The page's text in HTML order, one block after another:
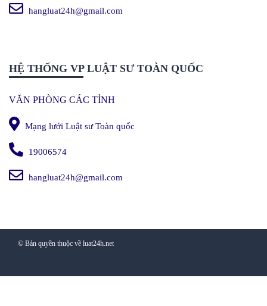
hangluat24h@gmail.com
HỆ THỐNG VP LUẬT SƯ TOÀN QUỐC
VĂN PHÒNG CÁC TỈNH
Mạng lưới Luật sư Toàn quốc
19006574
hangluat24h@gmail.com
© Bản quyền thuộc về luat24h.net